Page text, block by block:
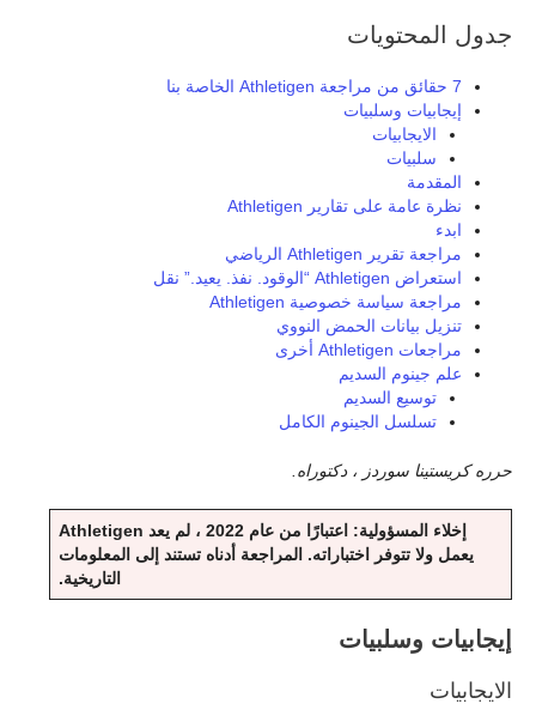
جدول المحتويات
7 حقائق من مراجعة Athletigen الخاصة بنا
إيجابيات وسلبيات
الايجابيات
سلبيات
المقدمة
نظرة عامة على تقارير Athletigen
ابدء
مراجعة تقرير Athletigen الرياضي
استعراض Athletigen “الوقود. نفذ. يعيد.” نقل
مراجعة سياسة خصوصية Athletigen
تنزيل بيانات الحمض النووي
مراجعات Athletigen أخرى
علم جينوم السديم
توسيع السديم
تسلسل الجينوم الكامل
حرره كريستينا سوردز ، دكتوراه.
إخلاء المسؤولية: اعتبارًا من عام 2022 ، لم يعد Athletigen
يعمل ولا تتوفر اختباراته. المراجعة أدناه تستند إلى المعلومات
التاريخية.
إيجابيات وسلبيات
الايجابيات